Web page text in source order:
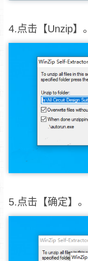
4.点击【Unzip】。
5.点击【确定】。